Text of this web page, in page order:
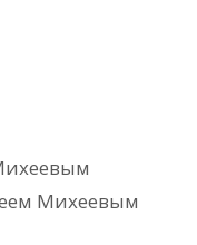
Михеевым